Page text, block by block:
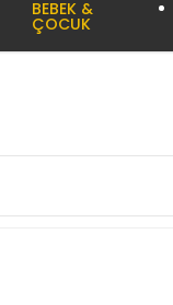
BEBEK &
ÇOCUK